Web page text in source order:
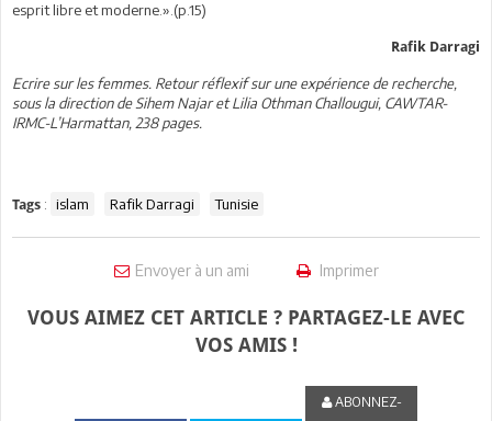
esprit libre et moderne.».(p.15)
Rafik Darragi
Ecrire sur les femmes. Retour réflexif sur une expérience de recherche,
sous la direction de Sihem Najar et Lilia Othman Challougui, CAWTAR-
IRMC-L’Harmattan, 238 pages.
Tags : islam Rafik Darragi Tunisie
Envoyer à un ami Imprimer
VOUS AIMEZ CET ARTICLE ? PARTAGEZ-LE AVEC
VOS AMIS !
ABONNEZ-